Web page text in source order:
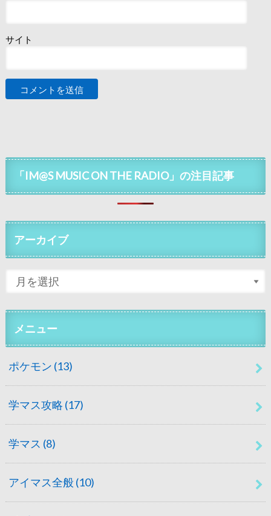
サイト
「IM@S MUSIC ON THE RADIO」の注目記事
アーカイブ
メニュー
ポケモン (13)
学マス攻略 (17)
学マス (8)
アイマス全般 (10)